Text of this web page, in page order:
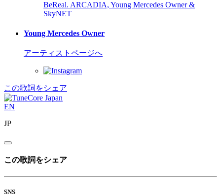
BeReal. ARCADIA, Young Mercedes Owner &
SkyNET
Young Mercedes Owner
アーティストページへ
この歌詞をシェア
EN
JP
この歌詞をシェア
SNS